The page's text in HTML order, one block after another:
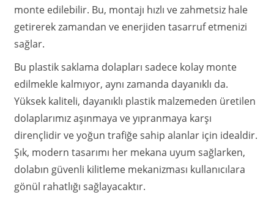
monte edilebilir. Bu, montajı hızlı ve zahmetsiz hale
getirerek zamandan ve enerjiden tasarruf etmenizi
sağlar.
Bu plastik saklama dolapları sadece kolay monte
edilmekle kalmıyor, aynı zamanda dayanıklı da.
Yüksek kaliteli, dayanıklı plastik malzemeden üretilen
dolaplarımız aşınmaya ve yıpranmaya karşı
dirençlidir ve yoğun trafiğe sahip alanlar için idealdir.
Şık, modern tasarımı her mekana uyum sağlarken,
dolabın güvenli kilitleme mekanizması kullanıcılara
gönül rahatlığı sağlayacaktır.